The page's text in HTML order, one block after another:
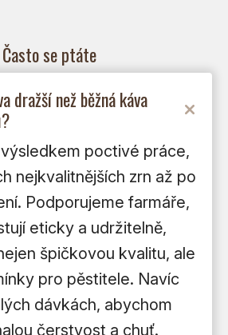
Často se ptáte
dražší než běžná káva
poctivé práce,
nejkvalitnějších zrn až po
Podporujeme farmáře,
eticky a udržitelně,
špičkovou kvalitu, ale
pro pěstitele. Navíc
dávkách, abychom
čerstvost a chuť.